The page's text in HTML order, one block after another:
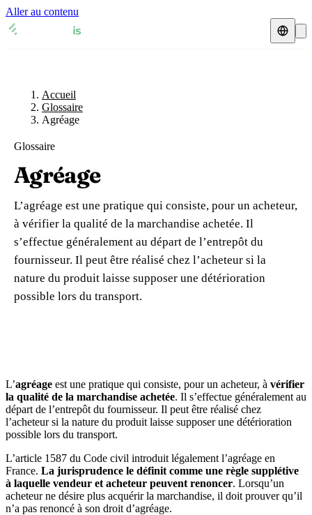
Aller au contenu
🇫🇷 France
🇬🇧 Royaume-Uni
🇧🇪 Belgique
🇩🇪 Allemagne
🇮🇹 Italie
🇳🇴 Norvège
Luxembourg
Amazon
Fiches TVA
🇫🇷 France
🇬🇧
🇨🇭 Suisse
🇧🇪
🇩🇪 Allemagne
🇮🇹 Italie
🇳🇴 Norvège
Toutes les fiches pays
Expert-comptable
Expert-comptable e-commerce
Expert-comptable Amazon
Ressources & Blog
Blog
Glossaire
Vérifier un n° TVA
Calculateur de TVA
Accueil
Glossaire
Agréage
Glossaire
Agréage
L’agréage est une pratique qui consiste, pour un acheteur,
à vérifier la qualité de la marchandise achetée. Il
s’effectue généralement au départ de l’entrepôt du
fournisseur. Il peut être réalisé chez l’acheteur si la
nature du produit laisse supposer une détérioration
possible lors du transport.
L’agréage est une pratique qui consiste, pour un acheteur, à vérifier
la qualité de la marchandise achetée. Il s’effectue généralement au
départ de l’entrepôt du fournisseur. Il peut être réalisé chez
l’acheteur si la nature du produit laisse supposer une détérioration
possible lors du transport.
L’article 1587 du Code civil introduit légalement l’agréage en
France. La jurisprudence le définit comme une règle supplétive
à laquelle vendeur et acheteur peuvent renoncer. Lorsqu’un
acheteur ne désire plus acquérir la marchandise, il doit prouver qu’il
n’a pas renoncé à son droit d’agréage.